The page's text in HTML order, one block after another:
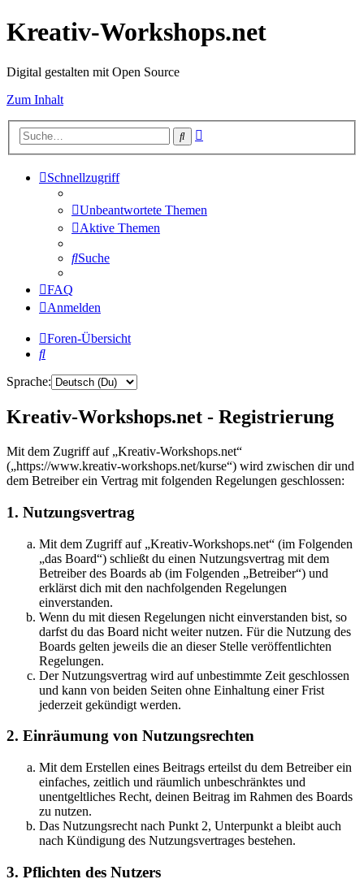
Kreativ-Workshops.net
Digital gestalten mit Open Source
Zum Inhalt
Suche
Schnellzugriff
Unbeantwortete Themen
Aktive Themen
Suche
FAQ
Anmelden
Foren-Übersicht
Suche
Sprache:
Kreativ-Workshops.net - Registrierung
Mit dem Zugriff auf „Kreativ-Workshops.net“
(„https://www.kreativ-workshops.net/kurse“) wird zwischen dir und
dem Betreiber ein Vertrag mit folgenden Regelungen geschlossen:
1. Nutzungsvertrag
Mit dem Zugriff auf „Kreativ-Workshops.net“ (im Folgenden
„das Board“) schließt du einen Nutzungsvertrag mit dem
Betreiber des Boards ab (im Folgenden „Betreiber“) und
erklärst dich mit den nachfolgenden Regelungen
einverstanden.
Wenn du mit diesen Regelungen nicht einverstanden bist, so
darfst du das Board nicht weiter nutzen. Für die Nutzung des
Boards gelten jeweils die an dieser Stelle veröffentlichten
Regelungen.
Der Nutzungsvertrag wird auf unbestimmte Zeit geschlossen
und kann von beiden Seiten ohne Einhaltung einer Frist
jederzeit gekündigt werden.
2. Einräumung von Nutzungsrechten
Mit dem Erstellen eines Beitrags erteilst du dem Betreiber ein
einfaches, zeitlich und räumlich unbeschränktes und
unentgeltliches Recht, deinen Beitrag im Rahmen des Boards
zu nutzen.
Das Nutzungsrecht nach Punkt 2, Unterpunkt a bleibt auch
nach Kündigung des Nutzungsvertrages bestehen.
3. Pflichten des Nutzers